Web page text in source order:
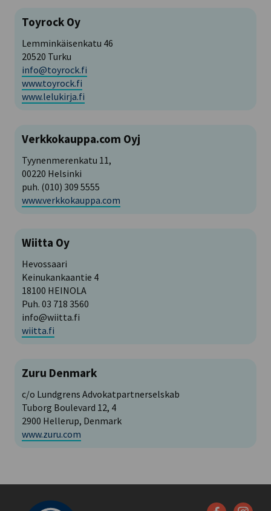
Toyrock Oy
Lemminkäisenkatu 46
20520 Turku
info@toyrock.fi
www.toyrock.fi
www.lelukirja.fi
Verkkokauppa.com Oyj
Tyynenmerenkatu 11,
00220 Helsinki
puh. (010) 309 5555
www.verkkokauppa.com
Wiitta Oy
Hevossaari
Keinukankaantie 4
18100 HEINOLA
Puh. 03 718 3560
info@wiitta.fi
wiitta.fi
Zuru Denmark
c/o Lundgrens Advokatpartnerselskab
Tuborg Boulevard 12, 4
2900 Hellerup, Denmark
www.zuru.com